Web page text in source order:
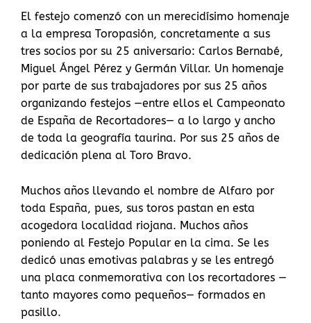
El festejo comenzó con un merecidísimo homenaje
a la empresa Toropasión, concretamente a sus
tres socios por su 25 aniversario: Carlos Bernabé,
Miguel Ángel Pérez y Germán Villar. Un homenaje
por parte de sus trabajadores por sus 25 años
organizando festejos —entre ellos el Campeonato
de España de Recortadores— a lo largo y ancho
de toda la geografía taurina. Por sus 25 años de
dedicación plena al Toro Bravo.
Muchos años llevando el nombre de Alfaro por
toda España, pues, sus toros pastan en esta
acogedora localidad riojana. Muchos años
poniendo al Festejo Popular en la cima. Se les
dedicó unas emotivas palabras y se les entregó
una placa conmemorativa con los recortadores —
tanto mayores como pequeños— formados en
pasillo.